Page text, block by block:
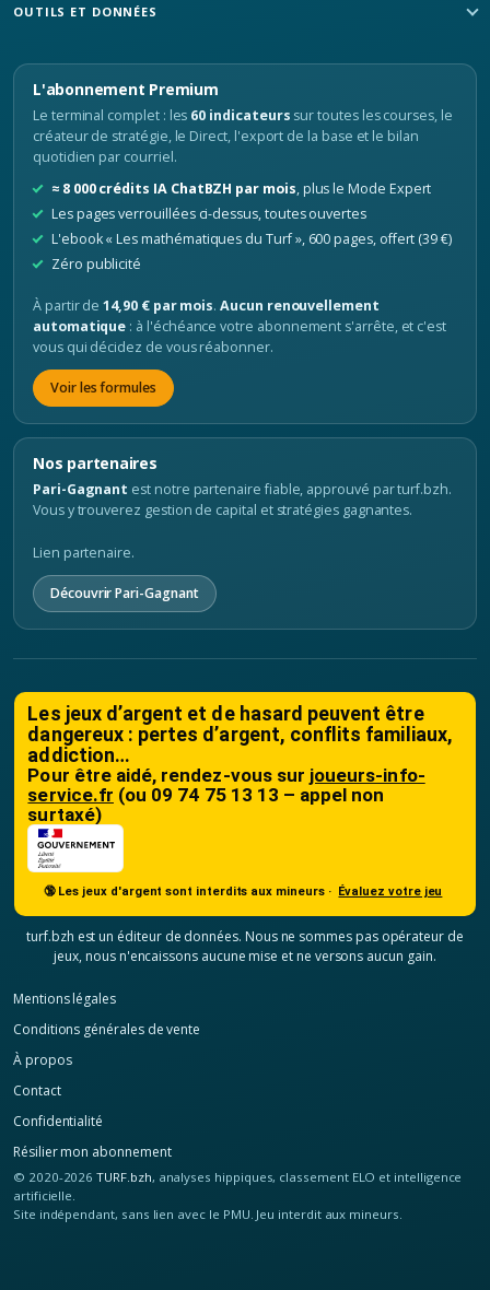
OUTILS ET DONNÉES
L'abonnement Premium
Le terminal complet : les 60 indicateurs sur toutes les courses, le
créateur de stratégie, le Direct, l'export de la base et le bilan
quotidien par courriel.
≈ 8 000 crédits IA ChatBZH par mois, plus le Mode Expert
Les pages verrouillées ci-dessus, toutes ouvertes
L'ebook « Les mathématiques du Turf », 600 pages, offert (39 €)
Zéro publicité
À partir de14,90 € par mois.Aucun renouvellement
automatique : à l'échéance votre abonnement s'arrête, et c'est
vous qui décidez de vous réabonner.
Voir les formules
Nos partenaires
Pari-Gagnant est notre partenaire fiable, approuvé par turf.bzh.
Vous y trouverez gestion de capital et stratégies gagnantes.
Lien partenaire.
Découvrir Pari-Gagnant
Les jeux d’argent et de hasard peuvent être
dangereux : pertes d’argent, conflits familiaux,
addiction…
Pour être aidé, rendez-vous sur joueurs-info-
service.fr (ou 09 74 75 13 13 – appel non
surtaxé)
🔞 Les jeux d'argent sont interdits aux mineurs · Évaluez votre jeu
turf.bzh est un éditeur de données. Nous ne sommes pas opérateur de
jeux, nous n'encaissons aucune mise et ne versons aucun gain.
Mentions légales
Conditions générales de vente
À propos
Contact
Confidentialité
Résilier mon abonnement
© 2020-2026TURF.bzh, analyses hippiques, classement ELO et intelligence
artificielle.
Site indépendant, sans lien avec le PMU. Jeu interdit aux mineurs.